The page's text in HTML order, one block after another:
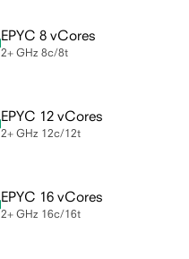
EPYC 8 vCores
2+ GHz 8c/8t
EPYC 12 vCores
2+ GHz 12c/12t
EPYC 16 vCores
2+ GHz 16c/16t